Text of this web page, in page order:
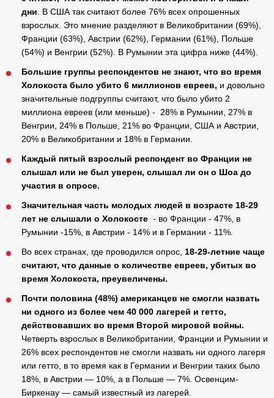
дни . В США так считают более 76% всех опрошенных
взрослых. Это мнение разделяют в Великобритании (69%),
Франции (63%), Австрии (62%), Германии (61%), Польше
(54%) и Венгрии (52%). В Румынии эта цифра ниже (44%).
Большие группы респондентов не знают, что во время
Холокоста было убито 6 миллионов евреев, и довольно
значительные подгруппы считают, что было убито 2
миллиона евреев (или меньше) - 28% в Румынии, 27% в
Венгрии, 24% в Польше, 21% во Франции, США и Австрии,
20% в Великобритании и 18% в Германии.
Каждый пятый взрослый респондент во Франции не
слышал или не был уверен, слышал ли он о Шоа до
участия в опросе.
Значительная часть молодых людей в возрасте 18-29
лет не слышали о Холокосте - во Франции - 47%, в
Румынии -15%, в Австрии - 14% и в Германии - 11%.
Во всех странах, где проводился опрос, 18-29-летние чаще
считают, что данные о количестве евреев, убитых во
время Холокоста, преувеличены.
Почти половина (48%) американцев не смогли назвать
ни одного из более чем 40 000 лагерей и гетто,
действовавших во время Второй мировой войны.
Четверть взрослых в Великобритании, Франции и Румынии и
26% всех респондентов не смогли назвать ни одного лагеря
или гетто, в то время как в Германии и Венгрии таких было
18%, в Австрии — 10%, а в Польше — 7%. Освенцим-
Биркенау — самый известный из лагерей.